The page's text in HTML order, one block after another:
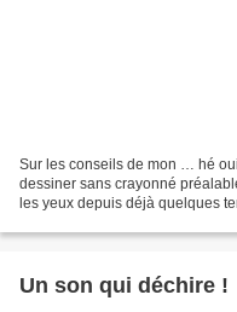
Sur les conseils de mon … hé
dessiner sans crayonné
les yeux depuis déjà quelques
Un son qui déchire !